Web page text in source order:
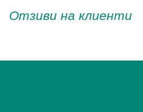
Отзиви на клиенти